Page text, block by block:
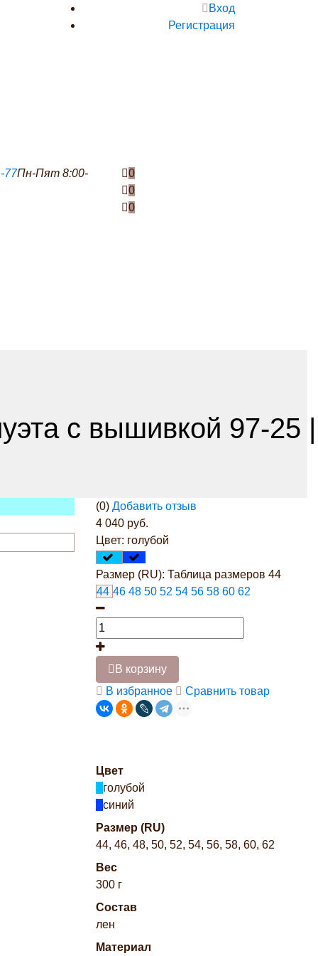
Вход
Регистрация
77Пн-Пят 8:00-
0
0
0
с вышивкой 97-25 |
(0) Добавить отзыв
4 040 руб.
Цвет: голубой
Размер (RU): Таблица размеров 44
44 46 48 50 52 54 56 58 60 62
В корзину
В избранное
Сравнить товар
Цвет
голубой
синий
Размер (RU)
44, 46, 48, 50, 52, 54, 56, 58, 60, 62
Вес
300 г
Состав
лен
Материал